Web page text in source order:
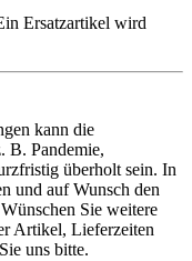
Ersatzartikel wird
kann die
B. Pandemie,
überholt sein. In
und auf Wunsch den
Sie weitere
Artikel, Lieferzeiten
uns bitte.